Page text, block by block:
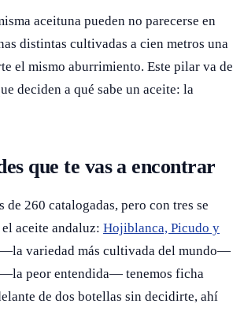
aceituna pueden no parecerse en
distintas cultivadas a cien metros una
el mismo aburrimiento. Este pilar va de
deciden a qué sabe un aceite: la
que te vas a encontrar
de 260 catalogadas, pero con tres se
aceite andaluz: Hojiblanca, Picudo y
—la variedad más cultivada del mundo—
—la peor entendida— tenemos ficha
de dos botellas sin decidirte, ahí